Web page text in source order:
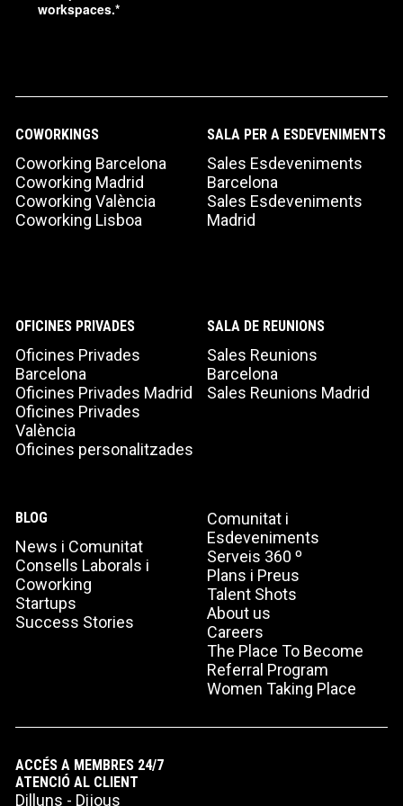
workspaces.*
COWORKINGS
Coworking Barcelona
Coworking Madrid
Coworking València
Coworking Lisboa
SALA PER A ESDEVENIMENTS
Sales Esdeveniments
Barcelona
Sales Esdeveniments
Madrid
OFICINES PRIVADES
Oficines Privades
Barcelona
Oficines Privades Madrid
Oficines Privades
València
Oficines personalitzades
SALA DE REUNIONS
Sales Reunions
Barcelona
Sales Reunions Madrid
BLOG
News i Comunitat
Consells Laborals i
Coworking
Startups
Success Stories
Comunitat i
Esdeveniments
Serveis 360 º
Plans i Preus
Talent Shots
About us
Careers
The Place To Become
Referral Program
Women Taking Place
ACCÉS A MEMBRES 24/7
ATENCIÓ AL CLIENT
Dilluns - Dijous